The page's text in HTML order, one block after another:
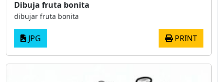
Dibuja fruta bonita
dibujar fruta bonita
JPG PRINT